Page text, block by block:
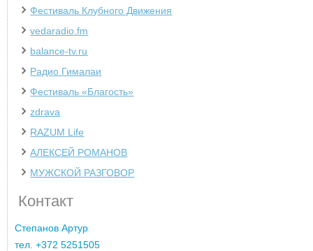
Фестиваль Клубного Движения
vedaradio.fm
balance-tv.ru
Радио Гималаи
Фестиваль «Благость»
zdrava
‌RAZUM Life
АЛЕКСЕЙ РОМАНОВ
МУЖСКОЙ РАЗГОВОР
Контакт
Cтепанов Артур
тел. +372 5251505